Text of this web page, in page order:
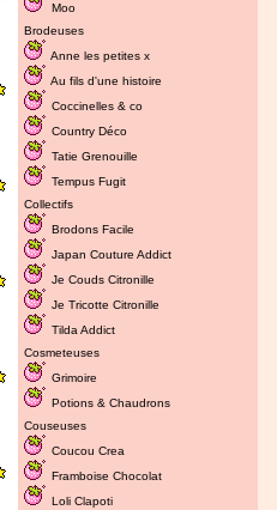
Moo
Brodeuses
Anne les petites x
Au fils d'une histoire
Coccinelles & co
Country Déco
Tatie Grenouille
Tempus Fugit
Collectifs
Brodons Facile
Japan Couture Addict
Je Couds Citronille
Je Tricotte Citronille
Tilda Addict
Cosmeteuses
Grimoire
Potions & Chaudrons
Couseuses
Coucou Crea
Framboise Chocolat
Loli Clapoti